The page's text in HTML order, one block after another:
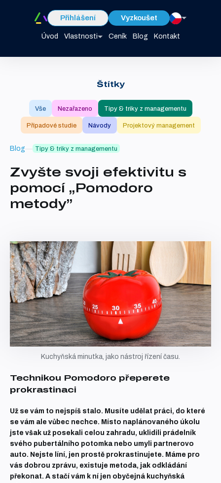
Úvod Vlastnosti Ceník Blog Kontakt
Přihlášení Vyzkoušet
Blog Tipy & triky z managementu
Zvyšte svoji efektivitu s
pomocí „Pomodoro
metody”
Kuchyňská minutka, jako nástroj řízení času.
Technikou Pomodoro přeperete
prokrastinaci
Už se vám to nejspíš stalo. Musíte udělat práci, do které
se vám ale vůbec nechce. Místo naplánovaného úkolu
jste však už posekali celou zahradu, uklidili prádelník
svého pubertálního potomka nebo umyli partnerovo
auto. Nejste líní, jen prostě prokrastinujete. Máme pro
vás dobrou zprávu, existuje metoda, jak odkládání
překonat. A stačí vám k ní jen obyčejná kuchyňská
Štítky
Vše Nezařazeno Tipy & triky z managementu
Případové studie Návody Projektový management